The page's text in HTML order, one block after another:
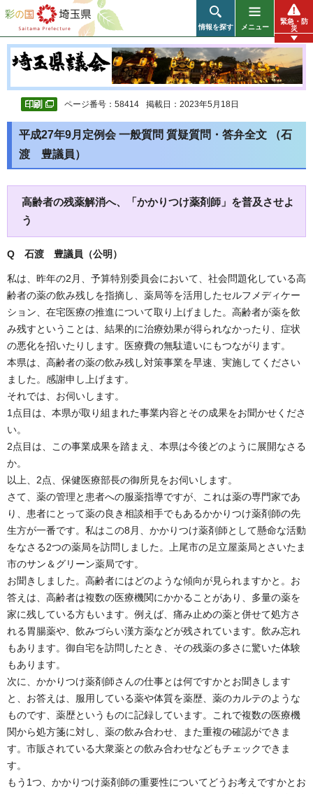
彩の国 埼玉県
情報を探す メニュー
緊急・防
災
ページ番号：58414 掲載日：2023年5月18日
平成27年9月定例会 一般質問 質疑質問・答弁全文 （石
渡 豊議員）
高齢者の残薬解消へ、「かかりつけ薬剤師」を普及させよ
う
Q 石渡 豊議員（公明 ）
私は、昨年の2月、予算特別委員会において、社会問題化している高
齢者の薬の飲み残しを指摘し、薬局等を活用したセルフメディケー
ション、在宅医療の推進について取り上げました。高齢者が薬を飲
み残すということは、結果的に治療効果が得られなかったり、症状
の悪化を招いたりします。医療費の無駄遣いにもつながります。
本県は、高齢者の薬の飲み残し対策事業を早速、実施してください
ました。感謝申し上げます。
それでは、お伺いします。
1点目は、本県が取り組まれた事業内容とその成果をお聞かせくださ
い。
2点目は、この事業成果を踏まえ、本県は今後どのように展開なさる
か。
以上、2点、保健医療部長の御所見をお伺いします。
さて、薬の管理と患者への服薬指導ですが、これは薬の専門家であ
り、患者にとって薬の良き相談相手でもあるかかりつけ薬剤師の先
生方が一番です。私はこの8月、かかりつけ薬剤師として懸命な活動
をなさる2つの薬局を訪問しました。上尾市の足立屋薬局とさいたま
市のサン＆グリーン薬局です。
お聞きしました。高齢者にはどのような傾向が見られますかと。お
答えは、高齢者は複数の医療機関にかかることがあり、多量の薬を
家に残している方もいます。例えば、痛み止めの薬と併せて処方さ
れる胃腸薬や、飲みづらい漢方薬などが残されています。飲み忘れ
もあります。御自宅を訪問したとき、その残薬の多さに驚いた体験
もあります。
次に、かかりつけ薬剤師さんの仕事とは何ですかとお聞きします
と、お答えは、服用している薬や体質を薬歴、薬のカルテのような
ものです、薬歴というものに記録しています。これで複数の医療機
関から処方箋に対し、薬の飲み合わせ、また重複の確認ができま
す。市販されている大衆薬との飲み合わせなどもチェックできま
す。
もう1つ、かかりつけ薬剤師の重要性についてどうお考えですかとお